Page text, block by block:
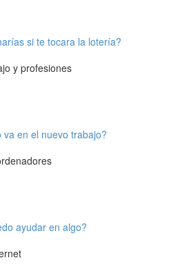
si te tocara la lotería?
y profesiones
va en el nuevo trabajo?
ayudar en algo?